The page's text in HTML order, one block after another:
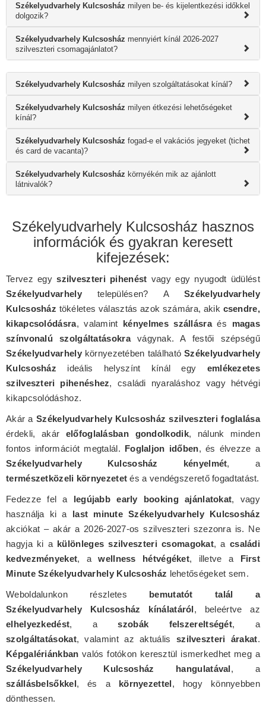
Székelyudvarhely Kulcsosház milyen be- és kijelentkezési időkkel
dolgozik?
Székelyudvarhely Kulcsosház mennyiért kínál 2026-2027
szilveszteri csomagajánlatot?
Székelyudvarhely Kulcsosház milyen szolgáltatásokat kínál?
Székelyudvarhely Kulcsosház milyen étkezési lehetőségeket
kínál?
Székelyudvarhely Kulcsosház fogad-e el vakációs jegyeket (tichet
és card de vacanta)?
Székelyudvarhely Kulcsosház környékén mik az ajánlott
látnivalók?
Székelyudvarhely Kulcsosház hasznos
információk és gyakran keresett
kifejezések:
Tervez egyszilveszteri pihenést vagy egy nyugodt üdülést
Székelyudvarhelytelepülésen? ASzékelyudvarhely
Kulcsosház tökéletes választás azok számára, akik csendre,
kikapcsolódásra, valamint kényelmes szállásraés magas
színvonalú szolgáltatásokravágynak. A festői szépségű
Székelyudvarhelykörnyezetében találhatóSzékelyudvarhely
Kulcsosház ideális helyszínt kínál egy emlékezetes
szilveszteri pihenéshez, családi nyaraláshoz vagy hétvégi
kikapcsolódáshoz.
Akár aSzékelyudvarhely Kulcsosház szilveszteri foglalása
érdekli, akár előfoglalásban gondolkodik, nálunk minden
fontos információt megtalál. Foglaljon időben, és élvezze a
Székelyudvarhely Kulcsosház kényelmét, a
természetközeli környezetet és a vendégszerető fogadtatást.
Fedezze fel a legújabb early booking ajánlatokat, vagy
használja ki a last minute Székelyudvarhely Kulcsosház
akciókat – akár a 2026-2027-os szilveszteri szezonra is. Ne
hagyja ki a különleges szilveszteri csomagokat, a családi
kedvezményeket, awellness hétvégéket, illetve a First
Minute Székelyudvarhely Kulcsosház lehetőségeket sem.
Weboldalunkon részletes bemutatót talál a
Székelyudvarhely Kulcsosház kínálatáról, beleértve az
elhelyezkedést, aszobák felszereltségét, a
szolgáltatásokat, valamint az aktuális szilveszteri árakat.
Képgalériánkban valós fotókon keresztül ismerkedhet meg a
Székelyudvarhely Kulcsosház hangulatával, a
szállásbelsőkkel, és a környezettel, hogy könnyebben
dönthessen.